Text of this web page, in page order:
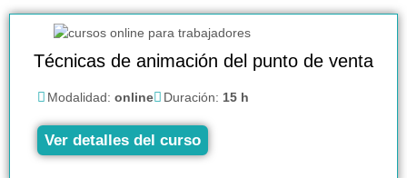
Técnicas de animación del punto de venta
Modalidad: online Duración: 15 h
Ver detalles del curso